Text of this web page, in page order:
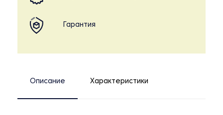
Гарантия
Описание Характеристики